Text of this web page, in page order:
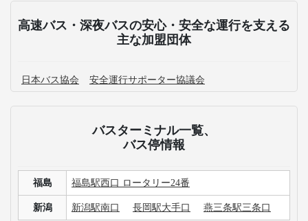
高速バス・深夜バスの安心・安全な運行を支える
主な加盟団体
日本バス協会 安全運行サポーター協議会
バスターミナル一覧、
バス停情報
福島 福島駅西口 ロータリー24番
新潟 新潟駅南口 長岡駅大手口 燕三条駅三条口